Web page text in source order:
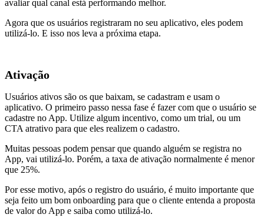
avaliar qual canal está performando melhor.
Agora que os usuários registraram no seu aplicativo, eles podem
utilizá-lo. E isso nos leva a próxima etapa.
Ativação
Usuários ativos são os que baixam, se cadastram e usam o
aplicativo. O primeiro passo nessa fase é fazer com que o usuário se
cadastre no App. Utilize algum incentivo, como um trial, ou um
CTA atrativo para que eles realizem o cadastro.
Muitas pessoas podem pensar que quando alguém se registra no
App, vai utilizá-lo. Porém, a taxa de ativação normalmente é menor
que 25%.
Por esse motivo, após o registro do usuário, é muito importante que
seja feito um bom onboarding para que o cliente entenda a proposta
de valor do App e saiba como utilizá-lo.